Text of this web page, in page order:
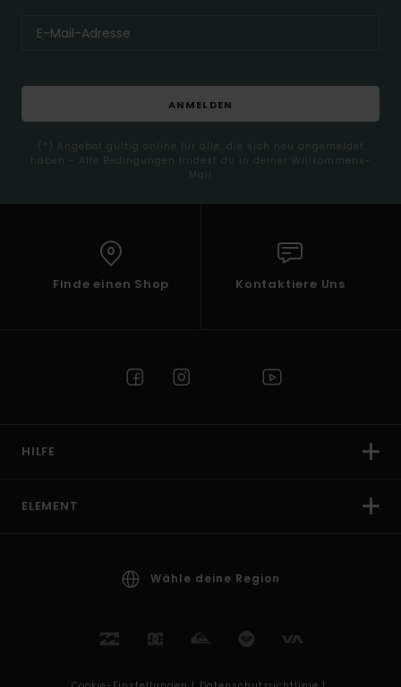
ANMELDEN
(*) Angebot gültig online für alle, die sich neu angemeldet
haben - Alle Bedingungen findest du in deiner Willkommens-
Mail
Finde einen Shop Kontaktiere Uns
HILFE
ELEMENT
Wähle deine Region